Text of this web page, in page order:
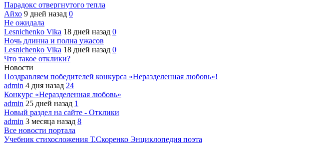
Парадокс отвергнутого тепла
Айхо 9 дней назад 0
Не ожидала
Lesnichenko Vika 18 дней назад 0
Ночь длинна и полна ужасов
Lesnichenko Vika 18 дней назад 0
Что такое отклики?
Новости
Поздравляем победителей конкурса «Неразделенная любовь»!
admin 4 дня назад 24
Конкурс «Неразделенная любовь»
admin 25 дней назад 1
Новый раздел на сайте - Отклики
admin 3 месяца назад 8
Все новости портала
Учебник стихосложения Т.Скоренко Энциклопедия поэта